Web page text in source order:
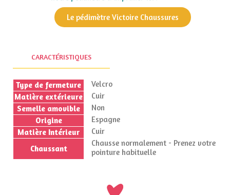
Le pédimètre Victoire Chaussures
CARACTÉRISTIQUES
Type de fermeture
Velcro
Matière extérieure
Cuir
Semelle amovible
Non
Origine
Espagne
Matière Intérieur
Cuir
Chaussant
Chausse normalement - Prenez votre
pointure habituelle